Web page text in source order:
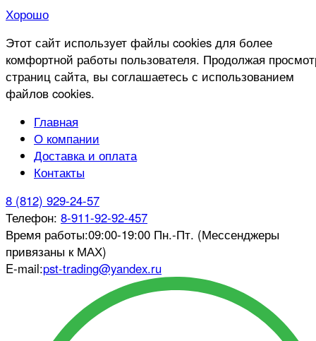
Хорошо
Этот сайт использует файлы cookies для более
комфортной работы пользователя. Продолжая
страниц сайта, вы соглашаетесь с использованием
файлов cookies.
Главная
О компании
Доставка и оплата
Контакты
8 (812) 929-24-57
Телефон: 8-911-92-92-457
Время работы:09:00-19:00 Пн.-Пт. (Мессенджеры
привязаны к МАХ)
E-mail:pst-trading@yandex.ru